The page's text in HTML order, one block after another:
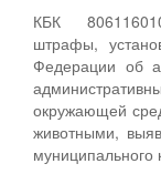
КБК
штрафы,
Федерации об
окружающей
животными,
муниципального